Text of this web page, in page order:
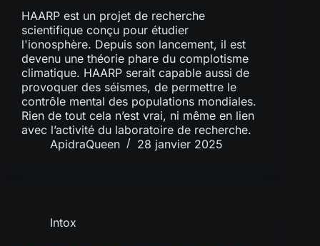
HAARP est un projet de recherche
scientifique conçu pour étudier
l'ionosphère. Depuis son lancement, il est
devenu une théorie phare du complotisme
climatique. HAARP serait capable aussi de
provoquer des séismes, de permettre le
contrôle mental des populations mondiales.
Rien de tout cela n’est vrai, ni même en lien
avec l’activité du laboratoire de recherche.
ApidraQueen
28 janvier 2025
Intox